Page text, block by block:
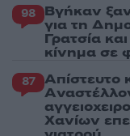
98 Βγήκαν
για τη
Γρατσία
κίνημα σε
87 Απίστευτο
Χανίων